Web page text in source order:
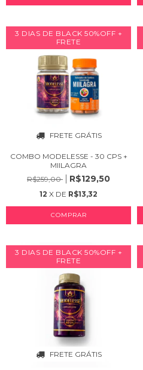
3 DIAS DE BLACK 50%OFF +
FRETE
FRETE GRÁTIS
COMBO MODELESSE - 30 CPS +
MIILAGRA
R$259,00
R$129,50
12 X DE R$13,32
COMPRAR
3 DIAS DE BLACK 50%OFF +
FRETE
FRETE GRÁTIS